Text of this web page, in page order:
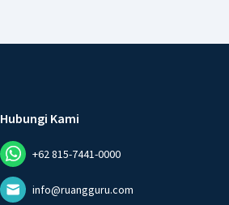
Hubungi Kami
+62 815-7441-0000
info@ruangguru.com